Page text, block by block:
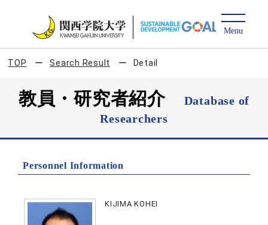
TOP Search Result Detail
教員・研究者紹介
Database of
Researchers
Personnel Information
KIJIMA KOHEI